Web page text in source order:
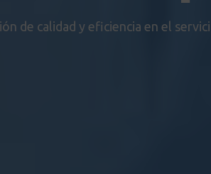
de calidad y eficiencia en el